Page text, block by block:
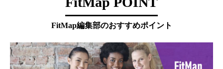
FitMap編集部のおすすめポイント